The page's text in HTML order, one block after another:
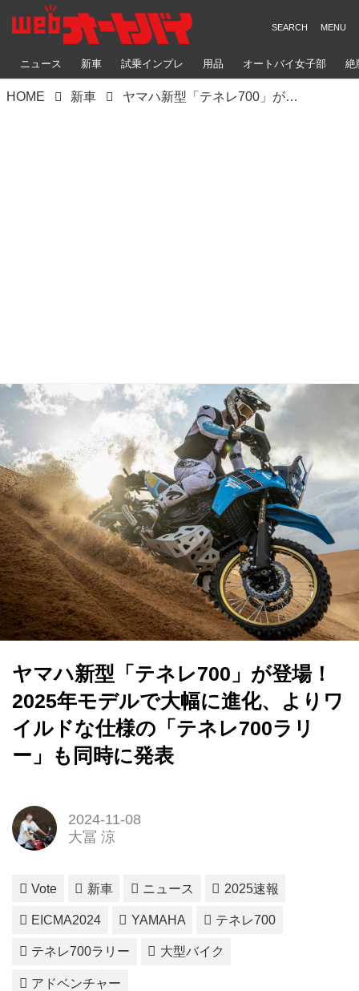
ニュース 新車 試乗インプレ 用品 オートバイ女子部 絶
HOME 新車 ヤマハ新型「テネレ700」が登場！ 2025年モデルで大幅に進化、よりワイルドな仕様の「テネレ700ラリー」も同時に発表
ヤマハ新型「テネレ700」が登場！
2025年モデルで大幅に進化、よりワ
イルドな仕様の「テネレ700ラリ
ー」も同時に発表
2024-11-08
大冨 涼
Vote 新車 ニュース 2025速報
EICMA2024 YAMAHA テネレ700
テネレ700ラリー 大型バイク
アドベンチャー